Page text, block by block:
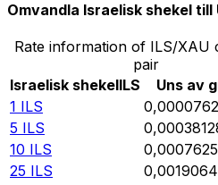
Omvandla Israelisk shekel till
Rate information of ILS/XAU
pair
Israelisk shekelILS Uns av
1 ILS
5 ILS
10 ILS
25 ILS